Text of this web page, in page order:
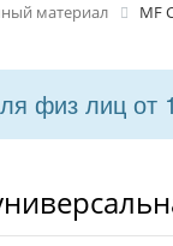
материал MF
физ лиц